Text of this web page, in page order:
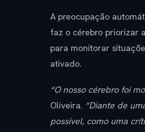
A preocupação
faz o cérebro priorizar
para monitorar
ativado.
“O nosso cérebro foi
Oliveira. “Diante de
possível, como uma